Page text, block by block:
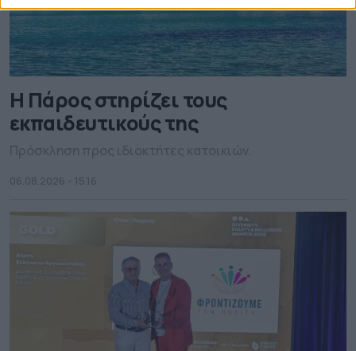
Η Πάρος στηρίζει τους
εκπαιδευτικούς της
06.08.2026 - 15.16